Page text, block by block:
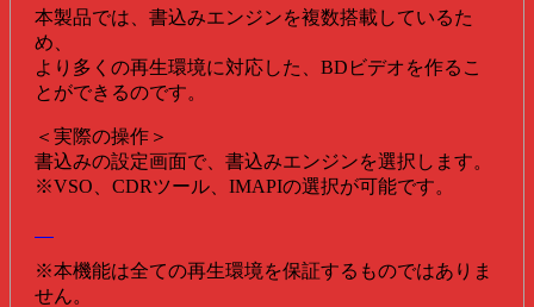
本製品では、書込みエンジンを複数搭載しているた
め、
より多くの再生環境に対応した、BDビデオを作るこ
とができるのです。
＜実際の操作＞
書込みの設定画面で、書込みエンジンを選択します。
※VSO、CDRツール、IMAPIの選択が可能です。
※本機能は全ての再生環境を保証するものではありま
せん。